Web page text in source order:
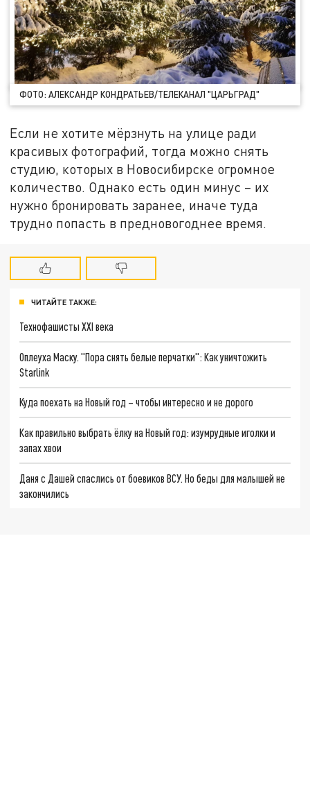
ФОТО: АЛЕКСАНДР КОНДРАТЬЕВ/ТЕЛЕКАНАЛ "ЦАРЬГРАД"
Если не хотите мёрзнуть на улице ради
красивых фотографий, тогда можно снять
студию, которых в Новосибирске огромное
количество. Однако есть один минус – их
нужно бронировать заранее, иначе туда
трудно попасть в предновогоднее время.
ЧИТАЙТЕ ТАКЖЕ:
Технофашисты XXI века
Оплеуха Маску. "Пора снять белые перчатки": Как уничтожить
Starlink
Куда поехать на Новый год – чтобы интересно и не дорого
Как правильно выбрать ёлку на Новый год: изумрудные иголки и
запах хвои
Даня с Дашей спаслись от боевиков ВСУ. Но беды для малышей не
закончились